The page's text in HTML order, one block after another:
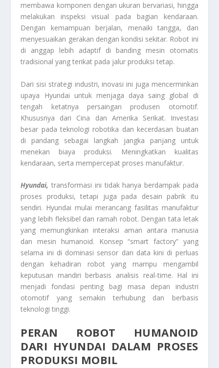
membawa komponen dengan ukuran bervariasi, hingga
melakukan inspeksi visual pada bagian kendaraan.
Dengan kemampuan berjalan, menaiki tangga, dan
menyesuaikan gerakan dengan kondisi sekitar. Robot ini
di anggap lebih adaptif di banding mesin otomatis
tradisional yang terikat pada jalur produksi tetap.
Dari sisi strategi industri, inovasi ini juga mencerminkan
upaya Hyundai untuk menjaga daya saing global di
tengah ketatnya persaingan produsen otomotif.
Khususnya dari Cina dan Amerika Serikat. Investasi
besar pada teknologi robotika dan kecerdasan buatan
di pandang sebagai langkah jangka panjang untuk
menekan biaya produksi. Meningkatkan kualitas
kendaraan, serta mempercepat proses manufaktur.
Hyundai, transformasi ini tidak hanya berdampak pada
proses produksi, tetapi juga pada desain pabrik itu
sendiri. Hyundai mulai merancang fasilitas manufaktur
yang lebih fleksibel dan ramah robot. Dengan tata letak
yang memungkinkan interaksi aman antara manusia
dan mesin humanoid. Konsep “smart factory” yang
selama ini di dominasi sensor dan data kini di perluas
dengan kehadiran robot yang mampu mengambil
keputusan mandiri berbasis analisis real-time. Hal ini
menjadi fondasi penting bagi masa depan industri
otomotif yang semakin terhubung dan berbasis
teknologi tinggi.
PERAN ROBOT HUMANOID
DARI HYUNDAI DALAM PROSES
PRODUKSI MOBIL